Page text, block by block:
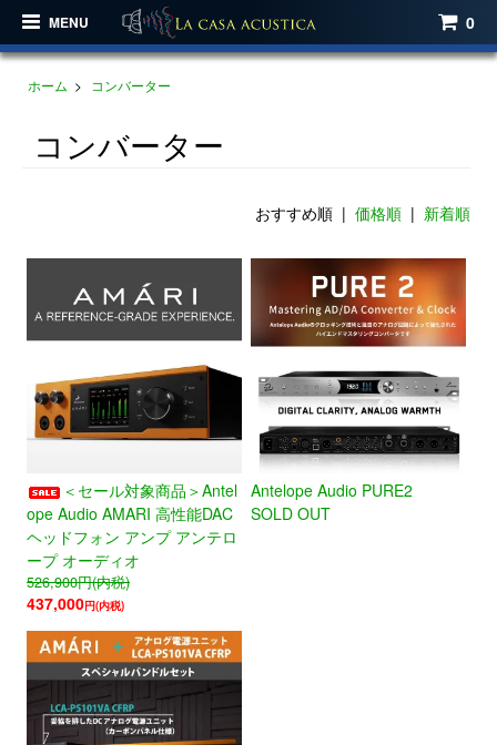
MENU 0
ホーム > コンバーター
コンバーター
おすすめ順 | 価格順| 新着順
＜セール対象商品＞Antel
ope Audio AMARI 高性能DAC
ヘッドフォン アンプ アンテロ
ープ オーディオ
526,900円(内税)
437,000円(内税)
Antelope Audio PURE2
SOLD OUT